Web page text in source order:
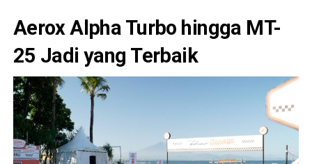
Aerox Alpha Turbo hingga MT-
25 Jadi yang Terbaik